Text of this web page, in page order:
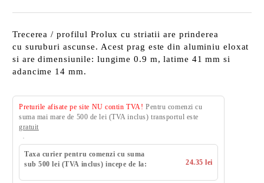
Trecerea / profilul Prolux cu striatii are prinderea
cu suruburi ascunse. Acest prag este din aluminiu eloxat
si are dimensiunile: lungime 0.9 m, latime 41 mm si
adancime 14 mm.
Preturile afisate pe site NU contin TVA! Pentru comenzi cu
suma mai mare de 500 de lei (TVA inclus) transportul este
gratuit
Taxa curier pentru comenzi cu suma
sub 500 lei (TVA inclus) incepe de la:
24.35 lei